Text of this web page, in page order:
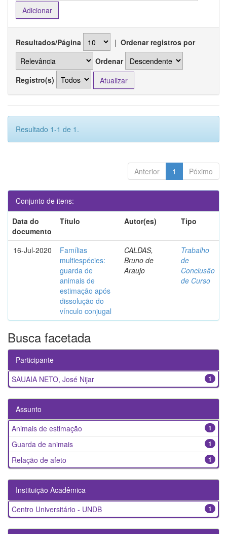
Resultados/Página | Ordenar registros por
Ordenar
Registro(s)
Resultado 1-1 de 1.
Anterior 1 Póximo
Conjunto de itens:
Data do
documento
Título Autor(es) Tipo
16-Jul-2020
Famílias
multiespécies:
guarda de
animais de
estimação após
dissolução do
vínculo conjugal
CALDAS,
Bruno de
Araujo
Trabalho
de
Conclusão
de Curso
Busca facetada
Participante
1
SAUAIA NETO, José Nijar
Assunto
1
Animais de estimação
1
Guarda de animais
1
Relação de afeto
Instituição Acadêmica
1
Centro Universitário - UNDB